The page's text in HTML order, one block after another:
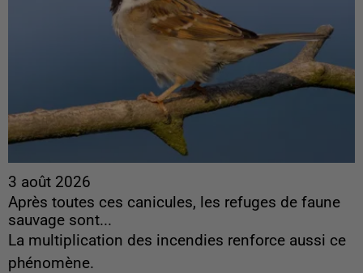
3 août 2026
Après toutes ces canicules, les refuges de faune
sauvage sont...
La multiplication des incendies renforce aussi ce
phénomène.